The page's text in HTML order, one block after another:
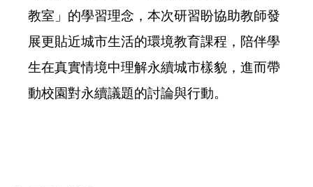
教室」的學習理念，本次研習盼協助教師發
展更貼近城市生活的環境教育課程，陪伴學
生在真實情境中理解永續城市樣貌，進而帶
動校園對永續議題的討論與行動。